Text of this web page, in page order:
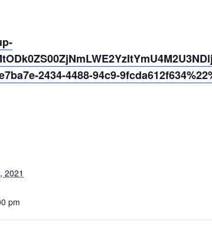
2434-4488-94c9-
2021
pm